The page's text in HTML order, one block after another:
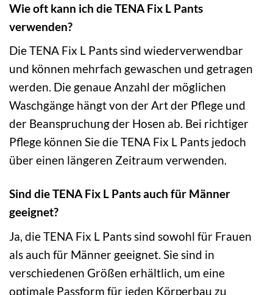
Wie oft kann ich die TENA Fix L Pants
verwenden?
Die TENA Fix L Pants sind wiederverwendbar
und können mehrfach gewaschen und getragen
werden. Die genaue Anzahl der möglichen
Waschgänge hängt von der Art der Pflege und
der Beanspruchung der Hosen ab. Bei richtiger
Pflege können Sie die TENA Fix L Pants jedoch
über einen längeren Zeitraum verwenden.
Sind die TENA Fix L Pants auch für Männer
geeignet?
Ja, die TENA Fix L Pants sind sowohl für Frauen
als auch für Männer geeignet. Sie sind in
verschiedenen Größen erhältlich, um eine
optimale Passform für jeden Körperbau zu